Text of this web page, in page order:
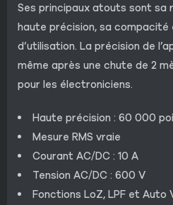
Ses principaux atouts sont sa
haute précision, sa
d’utilisation. La précision de
même après une chute de 2
pour les électroniciens.
Haute précision : 60 000
Mesure RMS vraie
Courant AC/DC : 10 A
Tension AC/DC : 600 V
Fonctions LoZ, LPF et Auto